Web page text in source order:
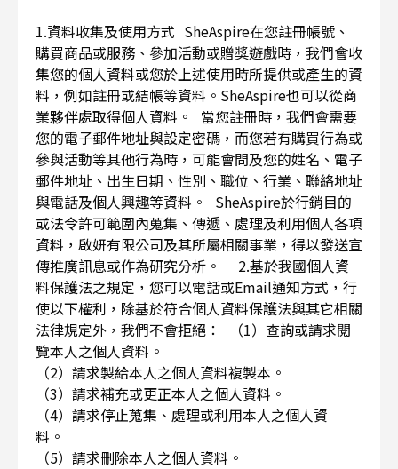
1.資料收集及使用方式 SheAspire在您註冊帳號、
購買商品或服務、參加活動或贈獎遊戲時，我們會收
集您的個人資料或您於上述使用時所提供或產生的資
料，例如註冊或結帳等資料。SheAspire也可以從商
業夥伴處取得個人資料。 當您註冊時，我們會需要
您的電子郵件地址與設定密碼，而您若有購買行為或
參與活動等其他行為時，可能會問及您的姓名、電子
郵件地址、出生日期、性別、職位、行業、聯絡地址
與電話及個人興趣等資料。 SheAspire於行銷目的
或法令許可範圍內蒐集、傳遞、處理及利用個人各項
資料，啟妍有限公司及其所屬相關事業，得以發送宣
傳推廣訊息或作為研究分析。 2.基於我國個人資
料保護法之規定，您可以電話或Email通知方式，行
使以下權利，除基於符合個人資料保護法與其它相關
法律規定外，我們不會拒絕： （1）查詢或請求閱
覽本人之個人資料。
（2）請求製給本人之個人資料複製本。
（3）請求補充或更正本人之個人資料。
（4）請求停止蒐集、處理或利用本人之個人資
料。
（5）請求刪除本人之個人資料。